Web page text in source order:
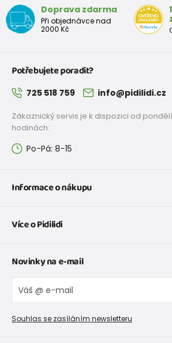
104 3-4 roky
122 6-7 let
128 7-8 let
146
158
Tabulka velikostí -
Pidilidi/Holínky
Doprava zdarma
Při objednávce nad
2000 Kč
Potřebujete poradit?
725 518 759 info@pidilidi.cz
Zákaznický servis je k dispozici od
hodinách:
Po-Pá: 8-15
Informace o nákupu
Doprava a platba
Tabulka velikostí obuvi
Vrácení zboží a reklamace
Reklamační řád
Více o Pidilidi
O nás
Blog
Velkoobchod PiDiLiDi
Affiliate program
Novinky na e-mail
Souhlas se zasíláním newsletteru